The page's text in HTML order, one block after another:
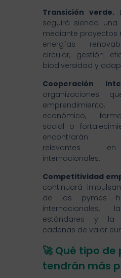
Transición verde.
seguirá siendo
mediante proyectos
energías
circular, gestión
biodiversidad y
Cooperación
organizaciones
económico,
social o
encontrarán
relevantes
internacionales.
Competitividad
continuará
de las pymes
estándares y la
cadenas de valor
🚀 Qué tipo
tendrán más